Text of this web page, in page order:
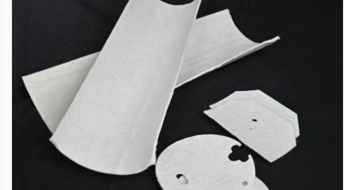
(Yong CAI CAI [2026] nr 21...